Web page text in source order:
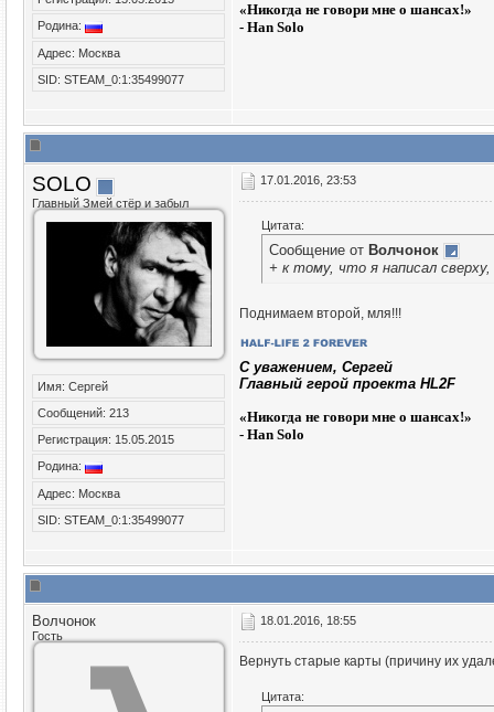
Родина:
Адрес: Москва
SID: STEAM_0:1:35499077
«Никогда не говори мне о шансах!»
- Han Solo
SOLO
Главный Змей стёр и забыл
Имя: Сергей
Сообщений: 213
Регистрация: 15.05.2015
Родина:
Адрес: Москва
SID: STEAM_0:1:35499077
17.01.2016, 23:53
Цитата:
Сообщение от Волчонок
+ к тому, что я написал
Поднимаем второй, мля!!!
C уважением, Сергей
Главный герой проекта HL2F
«Никогда не говори мне о шансах!»
- Han Solo
Волчонок
Гость
18.01.2016, 18:55
Вернуть старые карты (причину их
Цитата: